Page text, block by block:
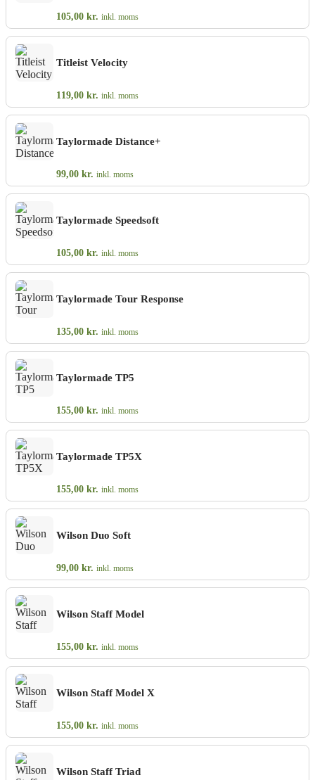
105,00 kr. inkl. moms
Titleist Velocity
119,00 kr. inkl. moms
Taylormade Distance+
99,00 kr. inkl. moms
Taylormade Speedsoft
105,00 kr. inkl. moms
Taylormade Tour Response
135,00 kr. inkl. moms
Taylormade TP5
155,00 kr. inkl. moms
Taylormade TP5X
155,00 kr. inkl. moms
Wilson Duo Soft
99,00 kr. inkl. moms
Wilson Staff Model
155,00 kr. inkl. moms
Wilson Staff Model X
155,00 kr. inkl. moms
Wilson Staff Triad